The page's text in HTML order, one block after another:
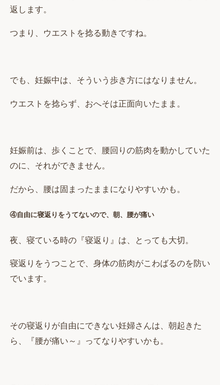
返します。
つまり、ウエストを捻る動きですね。
でも、妊娠中は、そういう歩き方にはなりません。
ウエストを捻らず、おへそは正面向いたまま。
妊娠前は、歩くことで、腰回りの筋肉を動かしていた
のに、それができません。
だから、腰は固まったままになりやすいかも。
④自由に寝返りをうてないので、朝、腰が痛い
夜、寝ている時の『寝返り』は、とっても大切。
寝返りをうつことで、身体の筋肉がこわばるのを防い
でいます。
その寝返りが自由にできない妊婦さんは、朝起きた
ら、『腰が痛い～』ってなりやすいかも。